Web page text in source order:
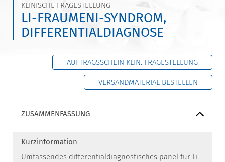
KLINISCHE FRAGESTELLUNG
LI-FRAUMENI-SYNDROM,
DIFFERENTIALDIAGNOSE
AUFTRAGSSCHEIN KLIN. FRAGESTELLUNG
VERSANDMATERIAL BESTELLEN
ZUSAMMENFASSUNG
Kurzinformation
Umfassendes differentialdiagnostisches panel für Li-